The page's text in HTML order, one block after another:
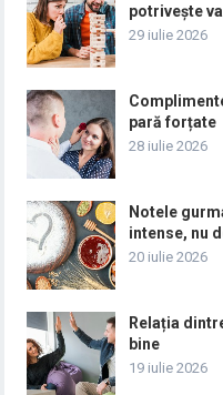
potrivește
29 iulie 2026
pară forțate
28 iulie 2026
Notele
intense, nu
20 iulie 2026
Relația
bine
19 iulie 2026